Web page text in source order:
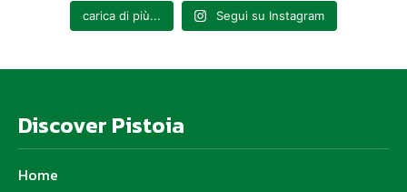
carica di più... Segui su Instagram
Discover Pistoia
Home